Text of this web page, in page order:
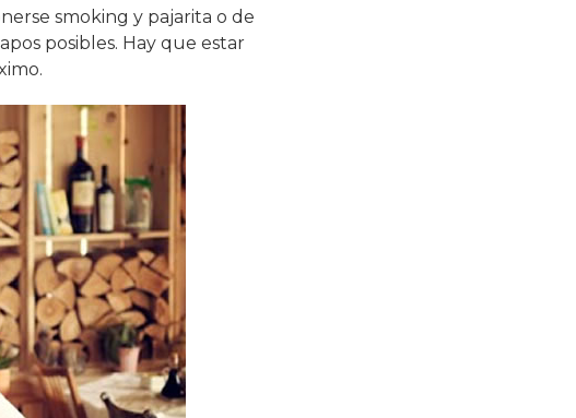
smoking y pajarita o de
posibles. Hay que estar